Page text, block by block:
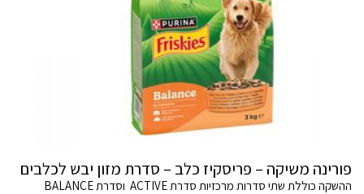
פורינה משיקה – פריסקיז כלב – סדרת מזון יבש לכלבים
ההשקה כוללת שתי סדרות מרכזיות סדרת ACTIVE וסדרת BALANCE